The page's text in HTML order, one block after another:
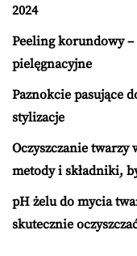
2024
Peeling korundowy –
pielęgnacyjne
Paznokcie pasujące
stylizacje
Oczyszczanie twarzy
metody i składniki,
pH żelu do mycia
skutecznie